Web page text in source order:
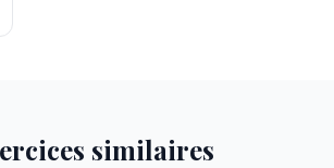
similaires